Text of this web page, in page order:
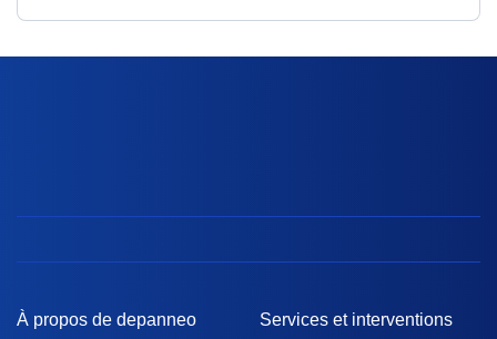
À propos de depanneo
Services et interventions